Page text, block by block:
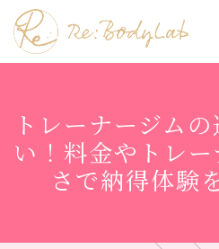
トレーナージム
い！料金やトレ
さで納得体験